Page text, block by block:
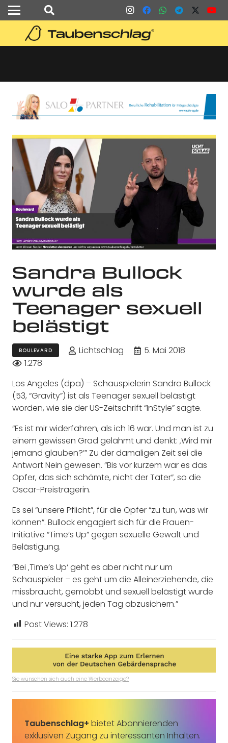
Sandra Bullock
wurde als
Teenager sexuell
belästigt
BOULEVARD Lichtschlag
5. Mai 2018
1.278
Los Angeles (dpa) – Schauspielerin Sandra Bullock
(53, “Gravity”) ist als Teenager sexuell belästigt
worden, wie sie der US-Zeitschrift “InStyle” sagte.
“Es ist mir widerfahren, als ich 16 war. Und man ist zu
einem gewissen Grad gelähmt und denkt: ‚Wird mir
jemand glauben?’” Zu der damaligen Zeit sei die
Antwort Nein gewesen. “Bis vor kurzem war es das
Opfer, das sich schämte, nicht der Täter”, so die
Oscar-Preisträgerin.
Es sei “unsere Pflicht”, für die Opfer “zu tun, was wir
können”. Bullock engagiert sich für die Frauen-
Initiative “Time’s Up” gegen sexuelle Gewalt und
Belästigung.
“Bei ‚Time’s Up‘ geht es aber nicht nur um
Schauspieler – es geht um die Alleinerziehende, die
missbraucht, gemobbt und sexuell belästigt wurde
und nur versucht, jeden Tag abzusichern.”
Post Views: 1.278
Sie wünschen sich auch eine Werbeanzeige?
Taubenschlag+ bietet Abonnierenden
exklusiven Zugang zu interessanten Inhalten.